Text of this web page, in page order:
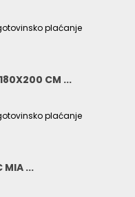
plaćanje
CM ...
plaćanje
MIA ...